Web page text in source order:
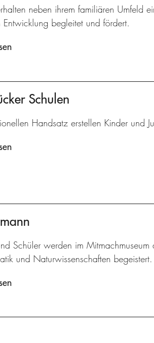
neben ihrem familiären Umfeld
Entwicklung begleitet und fördert.
Schulen
Handsatz erstellen Kinder und
Schüler werden im
und Naturwissenschaften begeistert.